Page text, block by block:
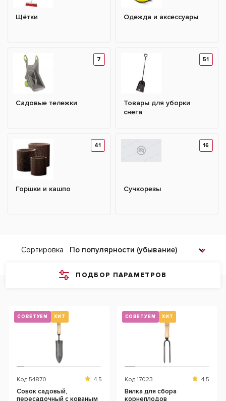
Щётки Одежда и аксессуары
7
Садовые тележки
51
Товары для уборки
снега
41
Горшки и кашпо
16
Сучкорезы
ПОДБОР ПАРАМЕТРОВ
Сортировка
СОВЕТУЕМ ХИТ
Код 54870 4.5
Совок садовый,
пересадочный с кованым
СОВЕТУЕМ ХИТ
Код 17023 4.5
Вилка для сбора
корнеплодов